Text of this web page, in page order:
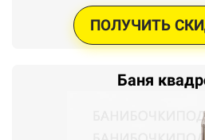
ПОЛУЧИТЬ
Баня